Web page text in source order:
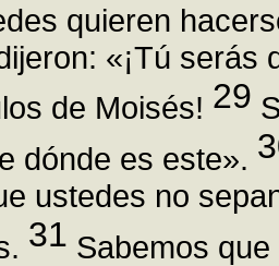
quieren
«¡Tú
de Moisés! 29
dónde es este».
ustedes no
31 Sabemos